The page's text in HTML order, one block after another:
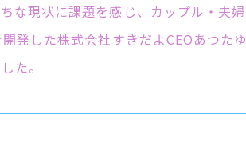
な現状に課題を感じ、カップル・夫婦
発した株式会社すきだよCEOあつたゆ
た。